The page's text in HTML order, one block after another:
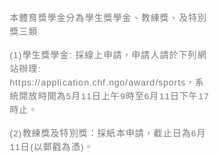
本體育獎學金分為學生獎學金、教練獎、及特別
獎三類
(1)學生獎學金: 採線上申請，申請人請於下列網
站辦理:
https://application.chf.ngo/award/sports，系
統開放時間為5月11日上午9時至6月11日下午17
時止。
(2)教練獎及特別獎：採紙本申請，截止日為6月
11日(以郵戳為憑)。